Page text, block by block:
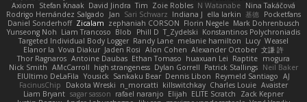
Axiom
Stefan Knaak David Jindra Tim Zoie Robles N Watanabe Nina Takáčová
Rodrigo Hernández Salgado
Jan Sari Schwarz Indiana J ella larkin 基德 Pocketfans
Daniel Sonderhoff Zicalam zephaniah CORSON Florin Negele Mark Dohrenbusch
Yunseong Noh Liam Trancoso Blob Phill D T_Zydelski Konstantinos Polychroniadis
Targeted Individual Body Logger Randy Lane melanie hamilton Lucy Weasel
Elanor la Vova Diakur Jaden Rosi Alon Cohen Alexander October 文謙 許
Thor Ragnaros Antoine Daubas Ethan Tomaso huaxuan Lei Raptite mogura
Nick Smith AMcCarroll high strangeness Dylan Gorrell Patrick Stallings Neil Baker
ElUltimo DeLaFila Yousick Sankaku Bear Dennis Libon Reymeld Santiago AJ
FacinusChip
Dakota Wreski n_morcatti killswitchkay Charles Louie Avaister
Liam Bryant sagar sasson rafael naranjo Elijah ELITE Scratch
Zack Kepner